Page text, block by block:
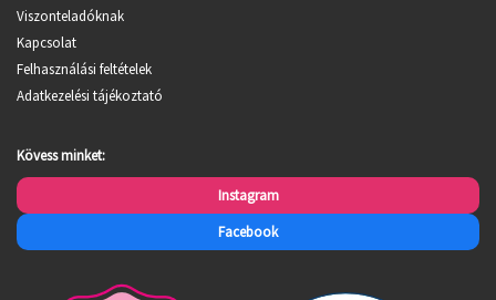
Viszonteladóknak
Kapcsolat
Felhasználási feltételek
Adatkezelési tájékoztató
Kövess minket:
Instagram
Facebook